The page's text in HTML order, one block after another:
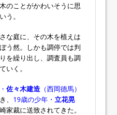
のことがかわいそうに思
う。
な庭に、その木を植えは
う然。しかも調停では判
を繰り出し、調査員も調
いく。
佐々木建造 （西岡德馬）
、 19歳の少年・ 立花晃
家裁に送致されてきた。